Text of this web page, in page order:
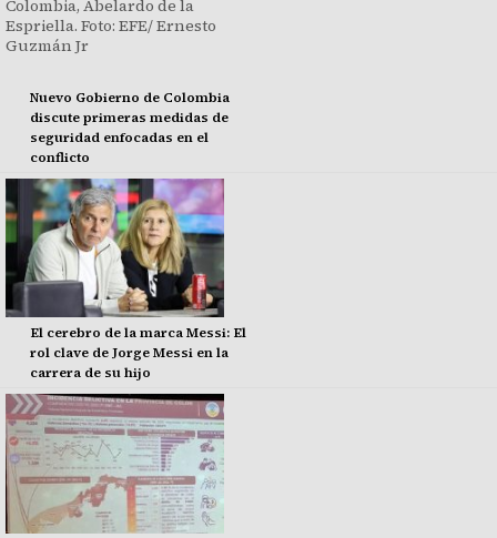
Nuevo Gobierno de Colombia
discute primeras medidas de
seguridad enfocadas en el
conflicto
El cerebro de la marca Messi: El
rol clave de Jorge Messi en la
carrera de su hijo